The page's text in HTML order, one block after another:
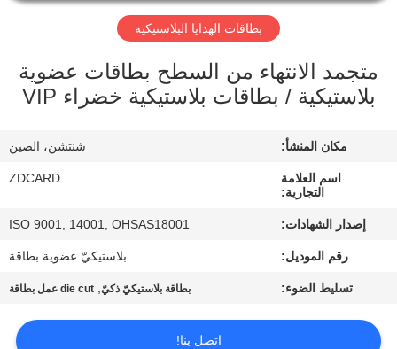
في
المعمل
مراقبة
الجودة
أخبار
بطاقات الهدايا البلاستيكية
متجمد الانتهاء من السطح بطاقات عضوية
بلاستيكية / بطاقات بلاستيكية خضراء VIP
مكان المنشأ: شنتشن، الصين
اسم العلامة
التجارية:
ZDCARD
إصدار الشهادات: ISO 9001, 14001, OHSAS18001
رقم الموديل: بلاستيكيّ عضوية بطاقة
تسليط الضوء: بطاقة بلاستيكيّ ذكيّ, die cut عمل بطاقة
اتصل بنا!